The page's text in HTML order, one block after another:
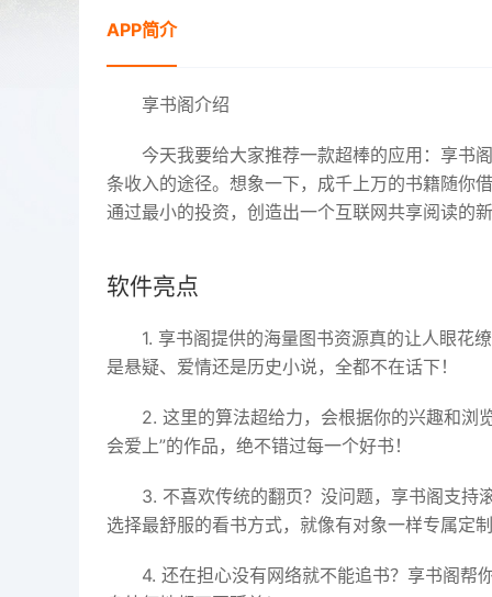
APP简介
享书阁介绍
今天我要给大家推荐一款超棒的应用：享书
条收入的途径。想象一下，成千上万的书籍随你
通过最小的投资，创造出一个互联网共享阅读的
软件亮点
1. 享书阁提供的海量图书资源真的让人眼花
是悬疑、爱情还是历史小说，全都不在话下！
2. 这里的算法超给力，会根据你的兴趣和浏
会爱上”的作品，绝不错过每一个好书！
3. 不喜欢传统的翻页？没问题，享书阁支持
选择最舒服的看书方式，就像有对象一样专属定
4. 还在担心没有网络就不能追书？享书阁帮